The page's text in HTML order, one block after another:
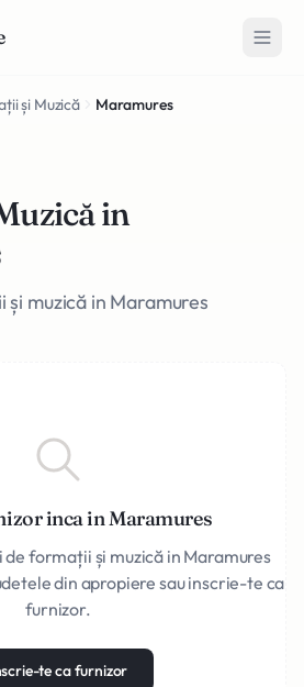
și Muzică Maramures
in
muzică in Maramures
inca in Maramures
formații și muzică in Maramures
din apropiere sau inscrie-te ca
furnizor.
te ca furnizor